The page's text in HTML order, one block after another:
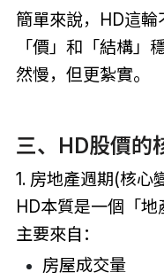
簡單來說，HD這
「價」和「結構」
然慢，但更紮實。
三、HD股價的
1. 房地產週期(核心
HD本質是一個「
主要來自：
房屋成交量